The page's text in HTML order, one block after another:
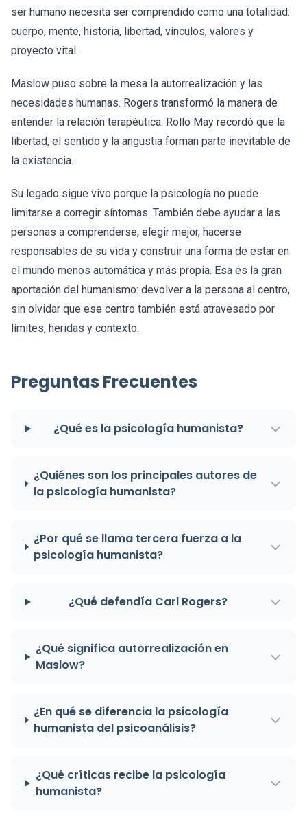
ser humano necesita ser comprendido como una totalidad:
cuerpo, mente, historia, libertad, vínculos, valores y
proyecto vital.
Maslow puso sobre la mesa la autorrealización y las
necesidades humanas. Rogers transformó la manera de
entender la relación terapéutica. Rollo May recordó que la
libertad, el sentido y la angustia forman parte inevitable de
la existencia.
Su legado sigue vivo porque la psicología no puede
limitarse a corregir síntomas. También debe ayudar a las
personas a comprenderse, elegir mejor, hacerse
responsables de su vida y construir una forma de estar en
el mundo menos automática y más propia. Esa es la gran
aportación del humanismo: devolver a la persona al centro,
sin olvidar que ese centro también está atravesado por
límites, heridas y contexto.
Preguntas Frecuentes
¿Qué es la psicología humanista?
¿Quiénes son los principales autores de
la psicología humanista?
¿Por qué se llama tercera fuerza a la
psicología humanista?
¿Qué defendía Carl Rogers?
¿Qué significa autorrealización en
Maslow?
¿En qué se diferencia la psicología
humanista del psicoanálisis?
¿Qué críticas recibe la psicología
humanista?